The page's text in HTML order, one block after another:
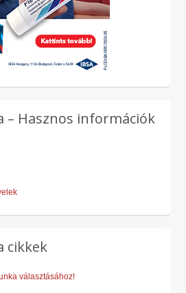
Hasznos információk
cikkek
választásához!